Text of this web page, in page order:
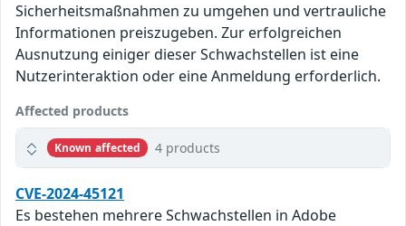
Sicherheitsmaßnahmen zu umgehen und vertrauliche
Informationen preiszugeben. Zur erfolgreichen
Ausnutzung einiger dieser Schwachstellen ist eine
Nutzerinteraktion oder eine Anmeldung erforderlich.
Affected products
Known affected 4 products
CVE-2024-45121
Es bestehen mehrere Schwachstellen in Adobe